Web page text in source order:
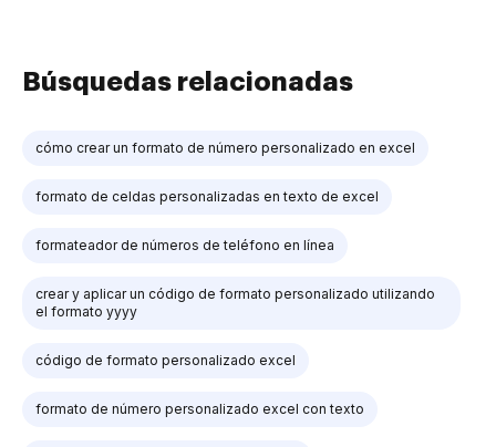
Búsquedas relacionadas
cómo crear un formato de número personalizado en excel
formato de celdas personalizadas en texto de excel
formateador de números de teléfono en línea
crear y aplicar un código de formato personalizado utilizando
el formato yyyy
código de formato personalizado excel
formato de número personalizado excel con texto